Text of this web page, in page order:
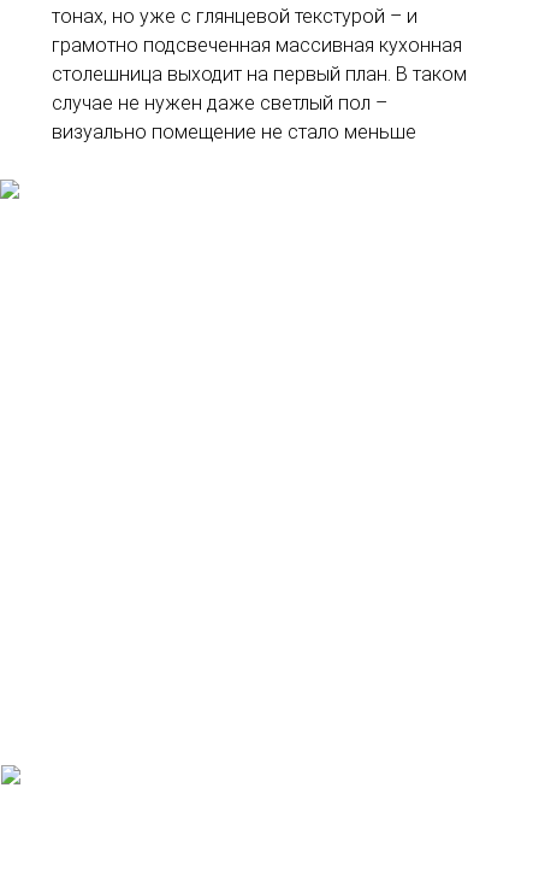
тонах, но уже с глянцевой текстурой – и
грамотно подсвеченная массивная кухонная
столешница выходит на первый план. В таком
случае не нужен даже светлый пол –
визуально помещение не стало меньше